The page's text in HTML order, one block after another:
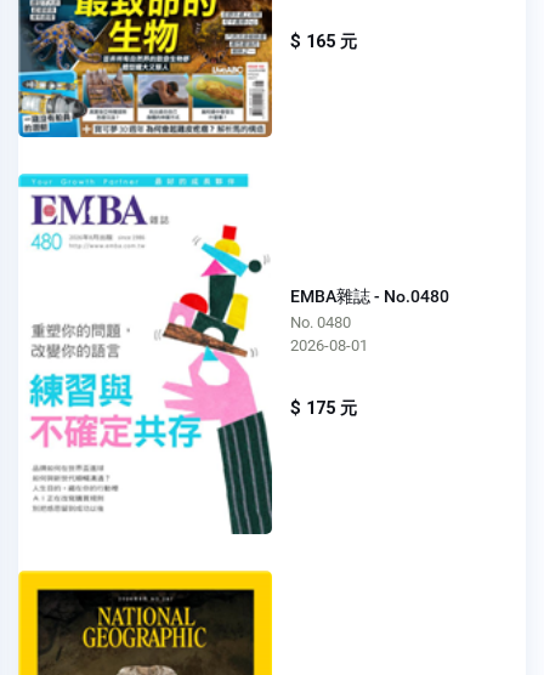
$ 165 元
EMBA雜誌 - No.0480
No. 0480
2026-08-01
$ 175 元